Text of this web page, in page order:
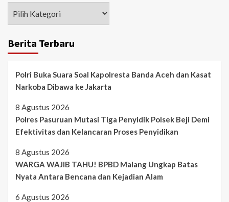
Berita Terbaru
Polri Buka Suara Soal Kapolresta Banda Aceh dan Kasat
Narkoba Dibawa ke Jakarta
8 Agustus 2026
Polres Pasuruan Mutasi Tiga Penyidik Polsek Beji Demi
Efektivitas dan Kelancaran Proses Penyidikan
8 Agustus 2026
WARGA WAJIB TAHU! BPBD Malang Ungkap Batas
Nyata Antara Bencana dan Kejadian Alam
6 Agustus 2026